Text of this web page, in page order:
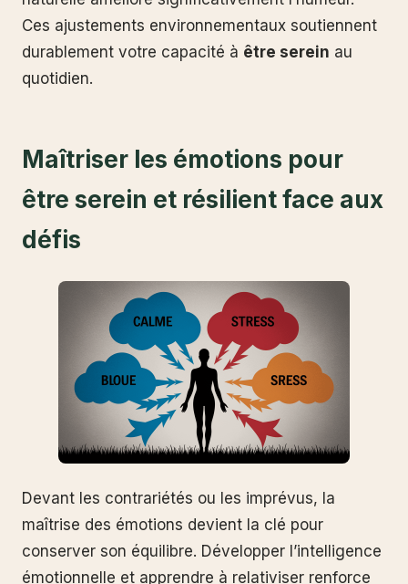
Ces ajustements environnementaux soutiennent
durablement votre capacité à être serein au
quotidien.
Maîtriser les émotions pour
être serein et résilient face aux
défis
Devant les contrariétés ou les imprévus, la
maîtrise des émotions devient la clé pour
conserver son équilibre. Développer l’intelligence
émotionnelle et apprendre à relativiser renforce